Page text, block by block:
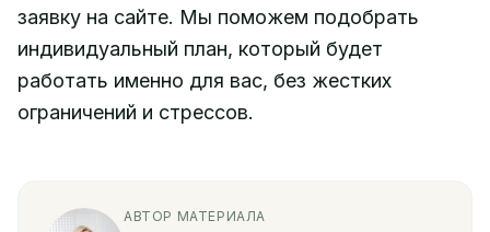
заявку на сайте. Мы поможем подобрать
индивидуальный план, который будет
работать именно для вас, без жестких
ограничений и стрессов.
АВТОР МАТЕРИАЛА